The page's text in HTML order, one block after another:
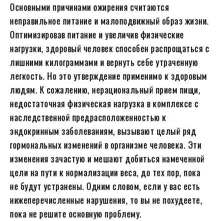
Основными причинами ожирения считаются
неправильное питание и малоподвижный образ жизни.
Оптимизировав питание и увеличив физические
нагрузки, здоровый человек способен распрощаться с
лишними килограммами и вернуть себе утраченную
легкость. Но это утверждение применимо к здоровым
людям. К сожалению, нерациональный прием пищи,
недостаточная физическая нагрузка в комплексе с
наследственной предрасположенностью к
эндокринным заболеваниям, вызывают целый ряд
гормональных изменений в организме человека. Эти
изменения зачастую и мешают добиться намеченной
цели на пути к нормализации веса, до тех пор, пока
не будут устранены. Одним словом, если у вас есть
нижеперечисленные нарушения, то вы не похудеете,
пока не решите основную проблему.